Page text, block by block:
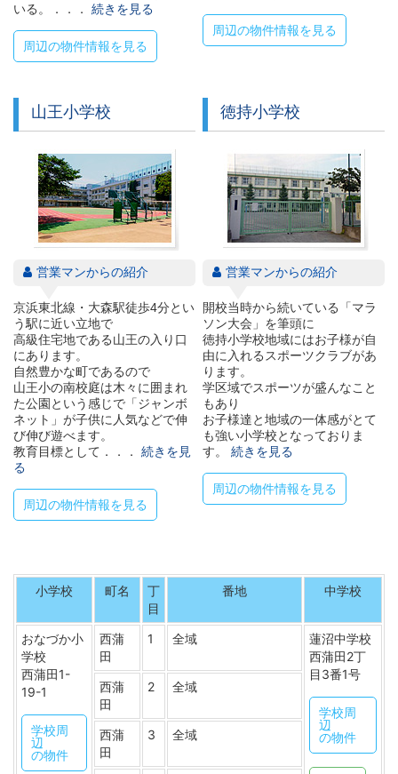
いる。．．． 続きを見る
周辺の物件情報を見る
周辺の物件情報を見る
山王小学校
営業マンからの紹介
京浜東北線・大森駅徒歩4分とい
う駅に近い立地で
高級住宅地である山王の入り口
にあります。
自然豊かな町であるので
山王小の南校庭は木々に囲まれ
た公園という感じで「ジャンボ
ネット」が子供に人気などで伸
び伸び遊べます。
教育目標として．．． 続きを見
る
周辺の物件情報を見る
徳持小学校
営業マンからの紹介
開校当時から続いている「マラ
ソン大会」を筆頭に
徳持小学校地域にはお子様が自
由に入れるスポーツクラブがあ
ります。
学区域でスポーツが盛んなこと
もあり
お子様達と地域の一体感がとて
も強い小学校となっておりま
す。続きを見る
周辺の物件情報を見る
小学校 町名
丁
目
番地 中学校
おなづか小
学校
西蒲田1-
19-1
学校周
辺
の物件
西蒲
田
1 全域
蓮沼中学校
西蒲田2丁
目3番1号
学校周
辺
の物件
西蒲
田
2 全域
西蒲
田
3 全域